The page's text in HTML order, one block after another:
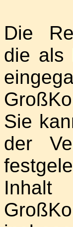
Die
die als
Sie
der
Inhalt